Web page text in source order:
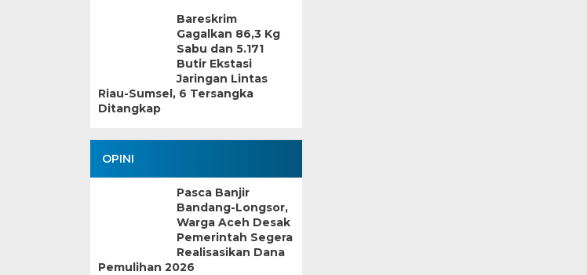
Bareskrim
Gagalkan 86,3 Kg
Sabu dan 5.171
Butir Ekstasi
Jaringan Lintas
Riau-Sumsel, 6 Tersangka
Ditangkap
OPINI
Pasca Banjir
Bandang-Longsor,
Warga Aceh Desak
Pemerintah Segera
Realisasikan Dana
Pemulihan 2026